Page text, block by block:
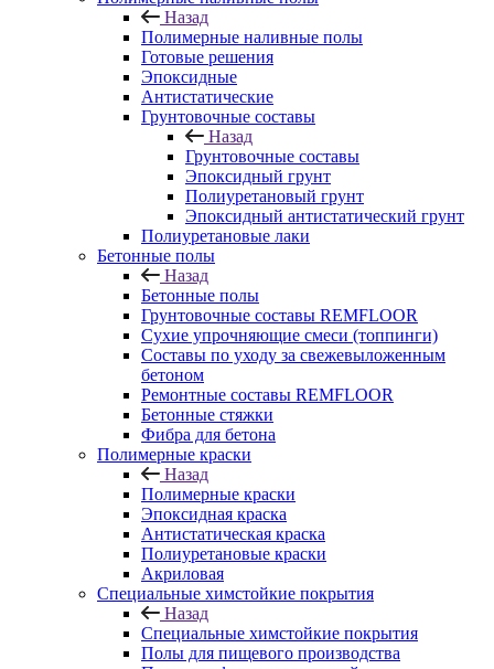
Назад
Полимерные наливные полы
Готовые решения
Эпоксидные
Антистатические
Грунтовочные составы
Назад
Грунтовочные составы
Эпоксидный грунт
Полиуретановый грунт
Эпоксидный антистатический грунт
Полиуретановые лаки
Бетонные полы
Назад
Бетонные полы
Грунтовочные составы REMFLOOR
Сухие упрочняющие смеси (топпинги)
Составы по уходу за свежевыложенным
бетоном
Ремонтные составы REMFLOOR
Бетонные стяжки
Фибра для бетона
Полимерные краски
Назад
Полимерные краски
Эпоксидная краска
Антистатическая краска
Полиуретановые краски
Акриловая
Специальные химстойкие покрытия
Назад
Специальные химстойкие покрытия
Полы для пищевого производства